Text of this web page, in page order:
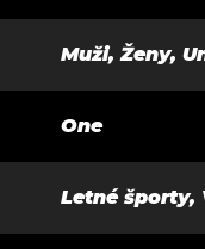
Muži, Ženy,
One
Letné športy,